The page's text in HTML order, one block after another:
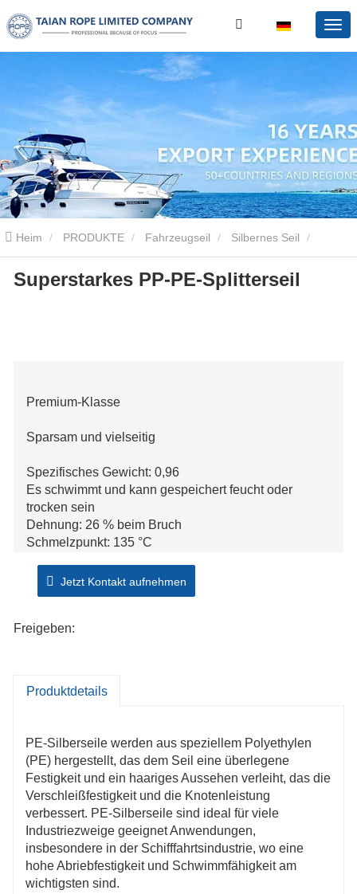
Heim PRODUKTE Fahrzeugseil Silbernes Seil
Superstarkes pp-pe-splitterseil
Superstarkes PP-PE-Splitterseil
Premium-Klasse
Sparsam und vielseitig
Spezifisches Gewicht: 0,96
Es schwimmt und kann gespeichert feucht oder
trocken sein
Dehnung: 26 % beim Bruch
Schmelzpunkt: 135 °C
Chemikalien
Verwendung für Fischerei, Marine, Aquakultur
Jetzt Kontakt aufnehmen
Freigeben:
Produktdetails
PE-Silberseile werden aus speziellem Polyethylen
(PE) hergestellt, das dem Seil eine überlegene
Festigkeit und ein haariges Aussehen verleiht, das die
Verschleißfestigkeit und die Knotenleistung
verbessert. PE-Silberseile sind ideal für viele
Industriezweige geeignet Anwendungen,
insbesondere in der Schifffahrtsindustrie, wo eine
hohe Abriebfestigkeit und Schwimmfähigkeit am
wichtigsten sind.